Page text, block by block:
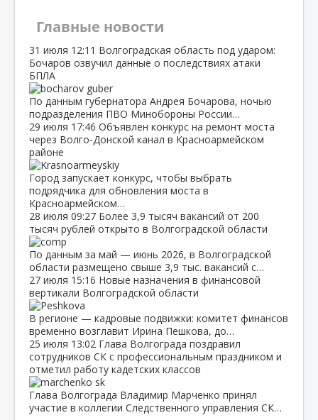
Главные новости
31 июля 12:11 Волгоградская область под ударом:
Бочаров озвучил данные о последствиях атаки
БПЛА
По данным губернатора Андрея Бочарова, ночью
подразделения ПВО Минобороны России…
29 июля 17:46 Объявлен конкурс на ремонт моста
через Волго‑Донской канал в Красноармейском
районе
Город запускает конкурс, чтобы выбрать
подрядчика для обновления моста в
Красноармейском…
28 июля 09:27 Более 3,9 тысяч вакансий от 200
тысяч рублей открыто в Волгоградской области
По данным за май — июнь 2026, в Волгоградской
области размещено свыше 3,9 тыс. вакансий с…
27 июля 15:16 Новые назначения в финансовой
вертикали Волгоградской области
В регионе — кадровые подвижки: комитет финансов
временно возглавит Ирина Пешкова, до…
25 июля 13:02 Глава Волгограда поздравил
сотрудников СК с профессиональным праздником и
отметил работу кадетских классов
Глава Волгограда Владимир Марченко принял
участие в коллегии Следственного управления СК…